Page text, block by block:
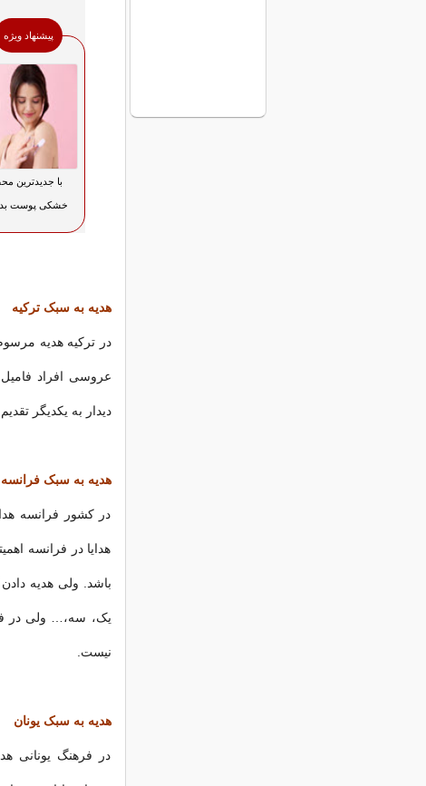
پیشنهاد ویژه
با جدیدترین
خشکی پوست
هدیه به سبک ترکیه
در ترکیه هدیه
دیدار به یکدیگر
هدیه به سبک فرانسه
در کشور فرانسه
هدایا در فرانسه
باشد. ولی هدیه
نیست.
هدیه به سبک یونان
در فرهنگ یونانی